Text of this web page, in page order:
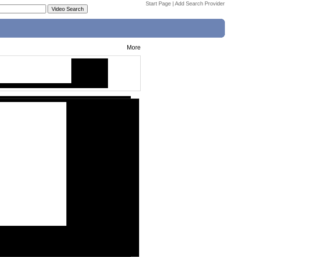
Start Page | Add Search Provider
More